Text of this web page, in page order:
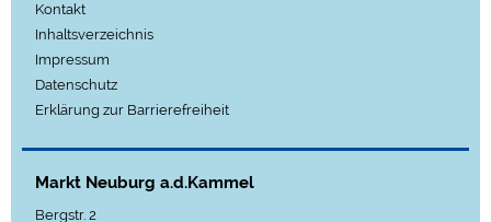
Kontakt
Inhaltsverzeichnis
Impressum
Datenschutz
Erklärung zur Barrierefreiheit
Markt Neuburg a.d.Kammel
Bergstr. 2